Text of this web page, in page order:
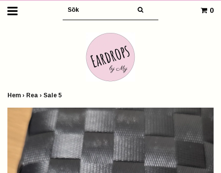
0
Hem › Rea › Sale 5